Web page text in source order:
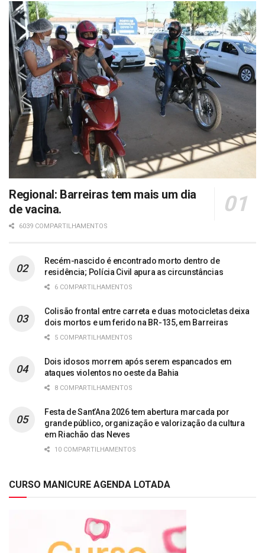
Regional: Barreiras tem mais um dia
de vacina.
6039 COMPARTILHAMENTOS
Recém-nascido é encontrado morto dentro de
residência; Polícia Civil apura as circunstâncias
6 COMPARTILHAMENTOS
Colisão frontal entre carreta e duas motocicletas deixa
dois mortos e um ferido na BR-135, em Barreiras
5 COMPARTILHAMENTOS
Dois idosos morrem após serem espancados em
ataques violentos no oeste da Bahia
8 COMPARTILHAMENTOS
Festa de Sant’Ana 2026 tem abertura marcada por
grande público, organização e valorização da cultura
em Riachão das Neves
10 COMPARTILHAMENTOS
CURSO MANICURE AGENDA LOTADA